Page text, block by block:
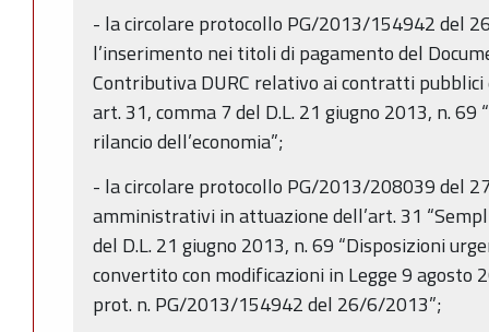
- la circolare protocollo PG/2013/154942 del
l’inserimento nei titoli di pagamento del
Contributiva DURC relativo ai contratti
art. 31, comma 7 del D.L. 21 giugno 2013, n.
rilancio dell’economia”;
- la circolare protocollo PG/2013/208039 del
amministrativi in attuazione dell’art. 31
del D.L. 21 giugno 2013, n. 69 “Disposizioni
convertito con modificazioni in Legge 9 agosto
prot. n. PG/2013/154942 del 26/6/2013”;